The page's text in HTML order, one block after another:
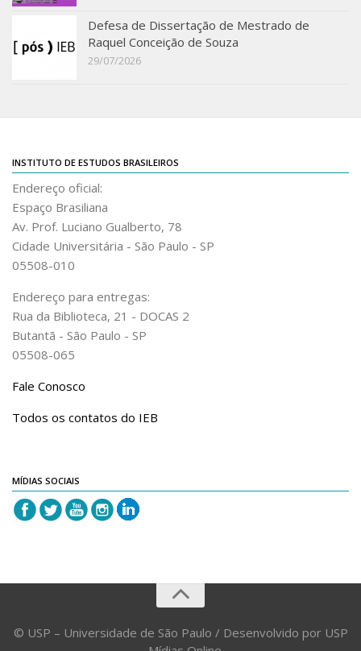
Defesa de Dissertação de Mestrado de
Raquel Conceição de Souza
29/07/2026
INSTITUTO DE ESTUDOS BRASILEIROS
Endereço oficial:
Espaço Brasiliana
Av. Prof. Luciano Gualberto, 78
Cidade Universitária - São Paulo - SP
05508-010
Endereço para entregas:
Rua da Biblioteca, 21 - DOCAS 2
Butantã - São Paulo - SP
05508-065
Fale Conosco
Todos os contatos do IEB
MÍDIAS SOCIAIS
© USP – Universidade de São Paulo / Desenvolvido por USP